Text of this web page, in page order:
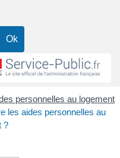
personnelles au logement
les aides personnelles au
?